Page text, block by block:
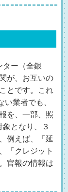
ター（全銀
が、お互いの
とです。これ
業者でも、
を、一部、照
となり、３
例えば、「延
「クレジット
官報の情報は